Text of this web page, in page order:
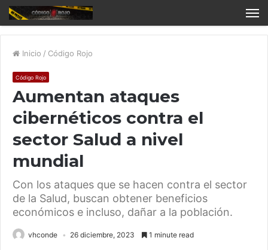
Inicio / Código Rojo
Código Rojo
Aumentan ataques
cibernéticos contra el
sector Salud a nivel
mundial
Con los ataques que se hacen contra el sector
de la Salud, buscan obtener beneficios
económicos e incluso, dañar a la población.
vhconde 26 diciembre, 2023 1 minute read